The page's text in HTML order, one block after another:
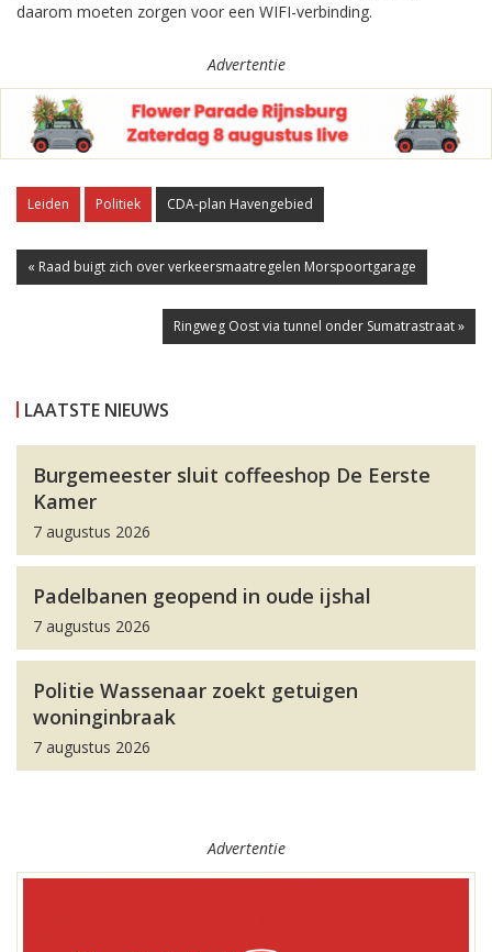
daarom moeten zorgen voor een WIFI-verbinding.
Advertentie
Leiden Politiek CDA-plan Havengebied
« Raad buigt zich over verkeersmaatregelen Morspoortgarage
Ringweg Oost via tunnel onder Sumatrastraat »
LAATSTE NIEUWS
Burgemeester sluit coffeeshop De Eerste
Kamer
7 augustus 2026
Padelbanen geopend in oude ijshal
7 augustus 2026
Politie Wassenaar zoekt getuigen
woninginbraak
7 augustus 2026
Advertentie